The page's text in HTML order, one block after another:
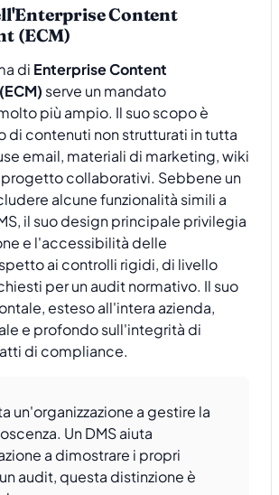
Content
(ECM)
di Enterprise Content
serve un mandato
più ampio. Il suo scopo è
di contenuti non strutturati in tutta
email, materiali di marketing, wiki
collaborativi. Sebbene un
alcune funzionalità simili a
il suo design principale privilegia
e l'accessibilità delle
ai controlli rigidi, di livello
per un audit normativo. Il suo
esteso all'intera azienda,
e profondo sull'integrità di
di compliance.
un'organizzazione a gestire la
Un DMS aiuta
a dimostrare i propri
audit, questa distinzione è